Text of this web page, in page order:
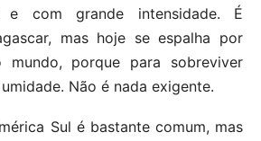
e com grande intensidade. É
mas hoje se espalha por
mundo, porque para sobreviver
Não é nada exigente.
Sul é bastante comum, mas